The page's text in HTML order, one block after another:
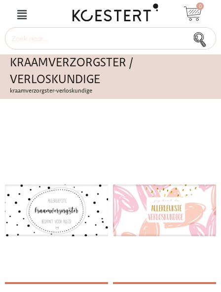
0
KRAAMVERZORGSTER /
VERLOSKUNDIGE
kraamverzorgster-verloskundige